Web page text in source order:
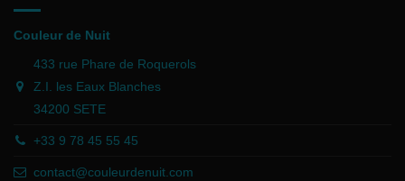
Couleur de Nuit
433 rue Phare de Roquerols
Z.I. les Eaux Blanches
34200 SETE
+33 9 78 45 55 45
contact@couleurdenuit.com